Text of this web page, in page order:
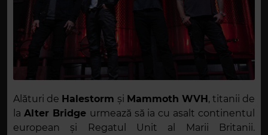
Alături de Halestorm și Mammoth WVH, titanii de
la Alter Bridge urmează să ia cu asalt continentul
european și Regatul Unit al Marii Britanii.